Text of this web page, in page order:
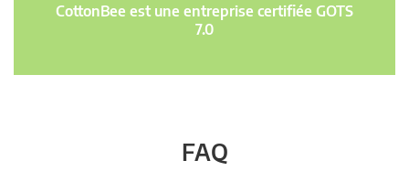
CottonBee est une entreprise certifiée GOTS
7.0
FAQ